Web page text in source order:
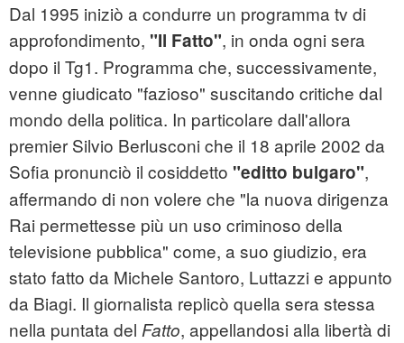
Dal 1995 iniziò a condurre un programma tv di
approfondimento, "Il Fatto", in onda ogni sera
dopo il Tg1. Programma che, successivamente,
venne giudicato "fazioso" suscitando critiche dal
mondo della politica. In particolare dall'allora
premier Silvio Berlusconi che il 18 aprile 2002 da
Sofia pronunciò il cosiddetto "editto bulgaro",
affermando di non volere che "la nuova dirigenza
Rai permettesse più un uso criminoso della
televisione pubblica" come, a suo giudizio, era
stato fatto da Michele Santoro, Luttazzi e appunto
da Biagi. Il giornalista replicò quella sera stessa
nella puntata del Fatto, appellandosi alla libertà di